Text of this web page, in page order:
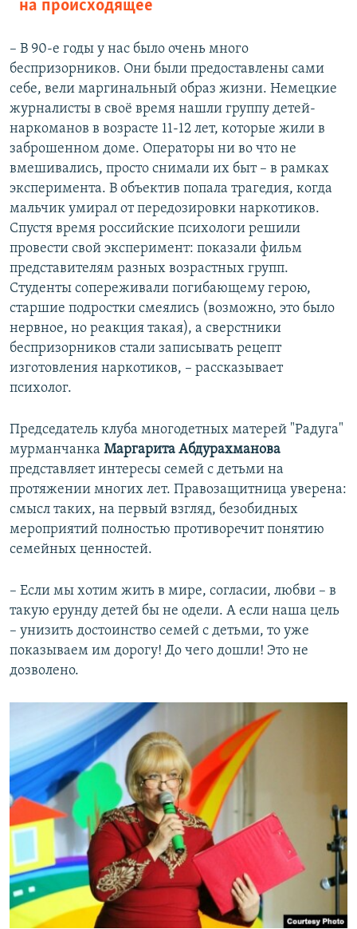
на происходящее
– В 90-е годы у нас было очень много
беспризорников. Они были предоставлены сами
себе, вели маргинальный образ жизни. Немецкие
журналисты в своё время нашли группу детей-
наркоманов в возрасте 11-12 лет, которые жили в
заброшенном доме. Операторы ни во что не
вмешивались, просто снимали их быт – в рамках
эксперимента. В объектив попала трагедия, когда
мальчик умирал от передозировки наркотиков.
Спустя время российские психологи решили
провести свой эксперимент: показали фильм
представителям разных возрастных групп.
Студенты сопереживали погибающему герою,
старшие подростки смеялись (возможно, это было
нервное, но реакция такая), а сверстники
беспризорников стали записывать рецепт
изготовления наркотиков, – рассказывает
психолог.
Председатель клуба многодетных матерей "Радуга"
мурманчанка Маргарита Абдурахманова
представляет интересы семей с детьми на
протяжении многих лет. Правозащитница уверена:
смысл таких, на первый взгляд, безобидных
мероприятий полностью противоречит понятию
семейных ценностей.
– Если мы хотим жить в мире, согласии, любви – в
такую ерунду детей бы не одели. А если наша цель
– унизить достоинство семей с детьми, то уже
показываем им дорогу! До чего дошли! Это не
дозволено.